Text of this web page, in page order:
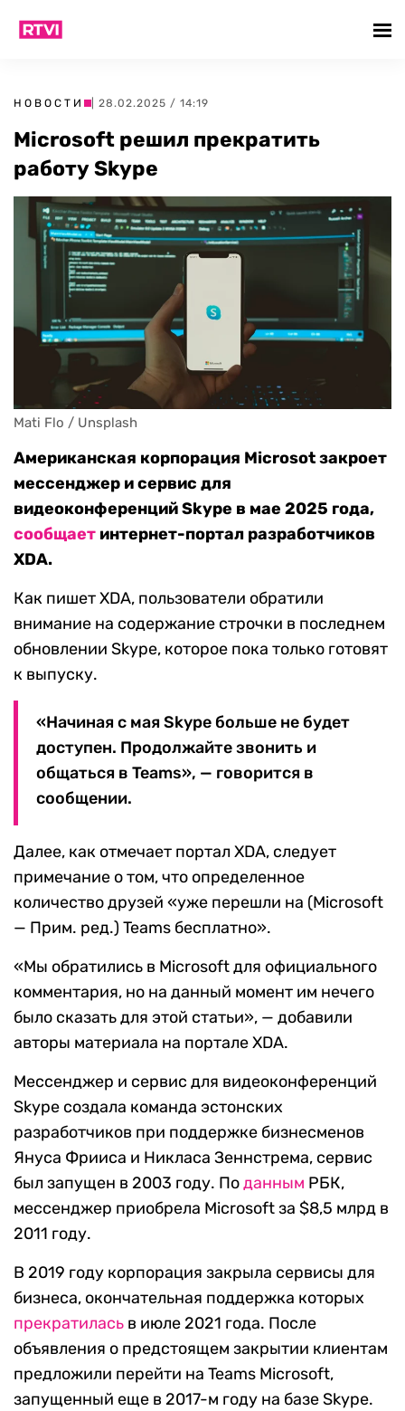
НОВОСТИ | 28.02.2025 / 14:19
Microsoft решил прекратить
работу Skype
Mati Flo / Unsplash
Американская корпорация Microsot закроет
мессенджер и сервис для
видеоконференций Skype в мае 2025 года,
сообщает интернет-портал разработчиков
XDA.
Как пишет XDA, пользователи обратили
внимание на содержание строчки в последнем
обновлении Skype, которое пока только готовят
к выпуску.
«Начиная с мая Skype больше не будет
доступен. Продолжайте звонить и
общаться в Teams», — говорится в
сообщении.
Далее, как отмечает портал XDA, следует
примечание о том, что определенное
количество друзей «уже перешли на (Microsoft
— Прим. ред.) Teams бесплатно».
«Мы обратились в Microsoft для официального
комментария, но на данный момент им нечего
было сказать для этой статьи», — добавили
авторы материала на портале XDA.
Мессенджер и сервис для видеоконференций
Skype создала команда эстонских
разработчиков при поддержке бизнесменов
Януса Фрииса и Никласа Зеннстрема, сервис
был запущен в 2003 году. Поданным РБК,
мессенджер приобрела Microsoft за $8,5 млрд в
2011 году.
В 2019 году корпорация закрыла сервисы для
бизнеса, окончательная поддержка которых
прекратилась в июле 2021 года. После
объявления о предстоящем закрытии клиентам
предложили перейти на Teams Microsoft,
запущенный еще в 2017-м году на базе Skype.